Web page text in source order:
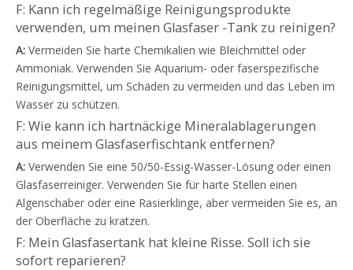
F: Kann ich regelmäßige Reinigungsprodukte
verwenden, um meinen Glasfaser -Tank zu reinigen?
A: Vermeiden Sie harte Chemikalien wie Bleichmittel oder
Ammoniak. Verwenden Sie Aquarium- oder faserspezifische
Reinigungsmittel, um Schäden zu vermeiden und das Leben im
Wasser zu schützen.
F: Wie kann ich hartnäckige Mineralablagerungen
aus meinem Glasfaserfischtank entfernen?
A: Verwenden Sie eine 50/50-Essig-Wasser-Lösung oder einen
Glasfaserreiniger. Verwenden Sie für harte Stellen einen
Algenschaber oder eine Rasierklinge, aber vermeiden Sie es, an
der Oberfläche zu kratzen.
F: Mein Glasfasertank hat kleine Risse. Soll ich sie
sofort reparieren?